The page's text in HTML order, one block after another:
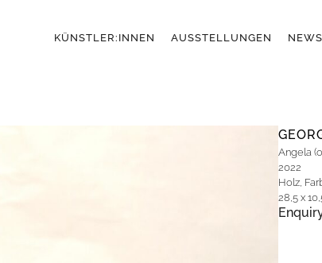
KÜNSTLER:INNEN AUSSTELLUNGEN NEWS
Angela
2022
Holz,
28,5 x